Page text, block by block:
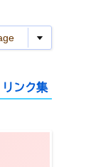
リンク集